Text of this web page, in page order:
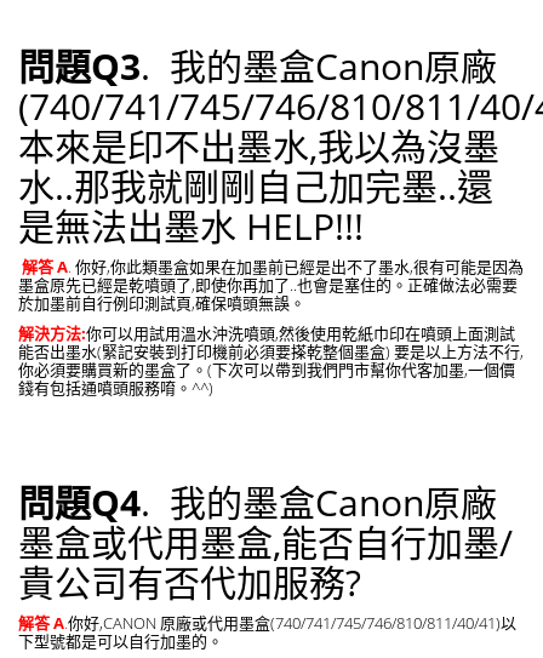
問題Q3. 我的墨盒Canon原廠
(740/741/745/746/810/811/40/
本來是印不出墨水,我以為沒墨
水..那我就剛剛自己加完墨..還
是無法出墨水 HELP!!!
解答 A. 你好,你此類墨盒如果在加墨前已經是出不了墨水,很有可能是因為
墨盒原先已經是乾噴頭了,即使你再加了..也會是塞住的。正確做法必需要
於加墨前自行例印測試頁,確保噴頭無誤。
解決方法:你可以用試用溫水沖洗噴頭,然後使用乾紙巾印在噴頭上面測試
能否出墨水(緊記安裝到打印機前必須要搽乾整個墨盒) 要是以上方法不行,
你必須要購買新的墨盒了。(下次可以帶到我們門市幫你代客加墨,一個價
錢有包括通噴頭服務唷。^^)
問題Q4. 我的墨盒Canon原廠
墨盒或代用墨盒,能否自行加墨/
貴公司有否代加服務?
解答 A.你好,CANON 原廠或代用墨盒(740/741/745/746/810/811/40/41)以
下型號都是可以自行加墨的。